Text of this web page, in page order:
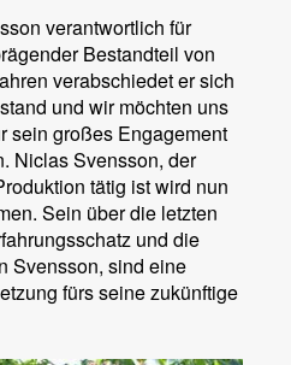
verantwortlich für
Bestandteil von
verabschiedet er sich
und wir möchten uns
sein großes Engagement
Niclas Svensson, der
tätig ist wird nun
Sein über die letzten
und die
Svensson, sind eine
fürs seine zukünftige